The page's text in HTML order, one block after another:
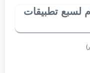
لسبع تطبيقات